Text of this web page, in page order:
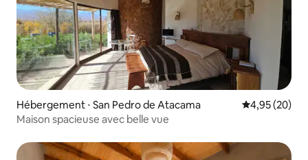
Hébergement ⋅ San Pedro de Atacama Évaluation
4,95 (20)
Maison spacieuse avec belle vue